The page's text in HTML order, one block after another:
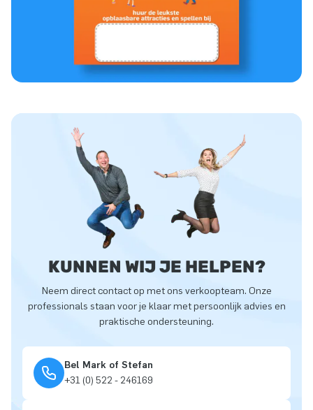
KUNNEN WIJ JE HELPEN?
Neem direct contact op met ons verkoopteam. Onze
professionals staan voor je klaar met persoonlijk advies en
praktische ondersteuning.
Bel Mark of Stefan
+31 (0) 522 - 246169